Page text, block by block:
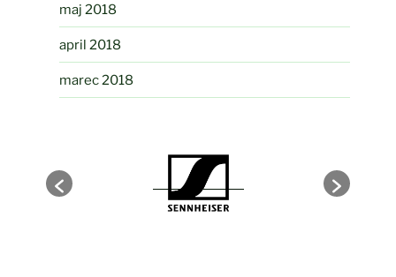
maj 2018
april 2018
marec 2018